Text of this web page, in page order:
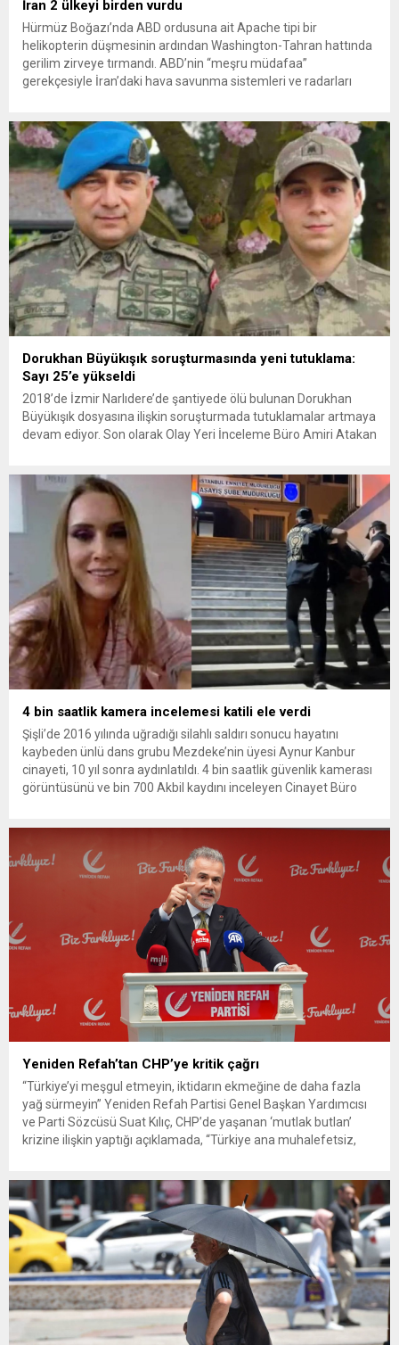
İran 2 ülkeyi birden vurdu
Hürmüz Boğazı’nda ABD ordusuna ait Apache tipi bir
helikopterin düşmesinin ardından Washington-Tahran hattında
gerilim zirveye tırmandı. ABD’nin “meşru müdafaa”
gerekçesiyle İran’daki hava savunma sistemleri ve radarları
yeni bir ABD saldırısına anında yanıt verileceğini duyurdu....
Dorukhan Büyükışık soruşturmasında yeni tutuklama:
Sayı 25’e yükseldi
2018’de İzmir Narlıdere’de şantiyede ölü bulunan Dorukhan
Büyükışık dosyasına ilişkin soruşturmada tutuklamalar artmaya
devam ediyor. Son olarak Olay Yeri İnceleme Büro Amiri Atakan
bulunan Dorukhan Büyükışık’a ilişkin yeniden açılan
soruşturmada tutuklamalar genişliyor. Son olarak dönemin...
4 bin saatlik kamera incelemesi katili ele verdi
Şişli’de 2016 yılında uğradığı silahlı saldırı sonucu hayatını
kaybeden ünlü dans grubu Mezdeke’nin üyesi Aynur Kanbur
cinayeti, 10 yıl sonra aydınlatıldı. 4 bin saatlik güvenlik kamerası
görüntüsünü ve bin 700 Akbil kaydını inceleyen Cinayet Büro
Yeniden Refah’tan CHP’ye kritik çağrı
“Türkiye’yi meşgul etmeyin, iktidarın ekmeğine de daha fazla
yağ sürmeyin” Yeniden Refah Partisi Genel Başkan Yardımcısı
ve Parti Sözcüsü Suat Kılıç, CHP’de yaşanan ‘mutlak butlan’
krizine ilişkin yaptığı açıklamada, “Türkiye ana muhalefetsiz,
olun. Türkiye’yi...